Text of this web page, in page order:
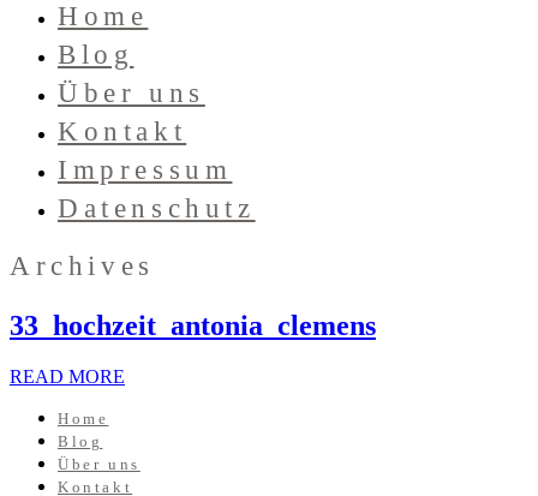
Home
Blog
Über uns
Kontakt
Impressum
Datenschutz
Archives
33_hochzeit_antonia_clemens
READ MORE
Home
Blog
Über uns
Kontakt